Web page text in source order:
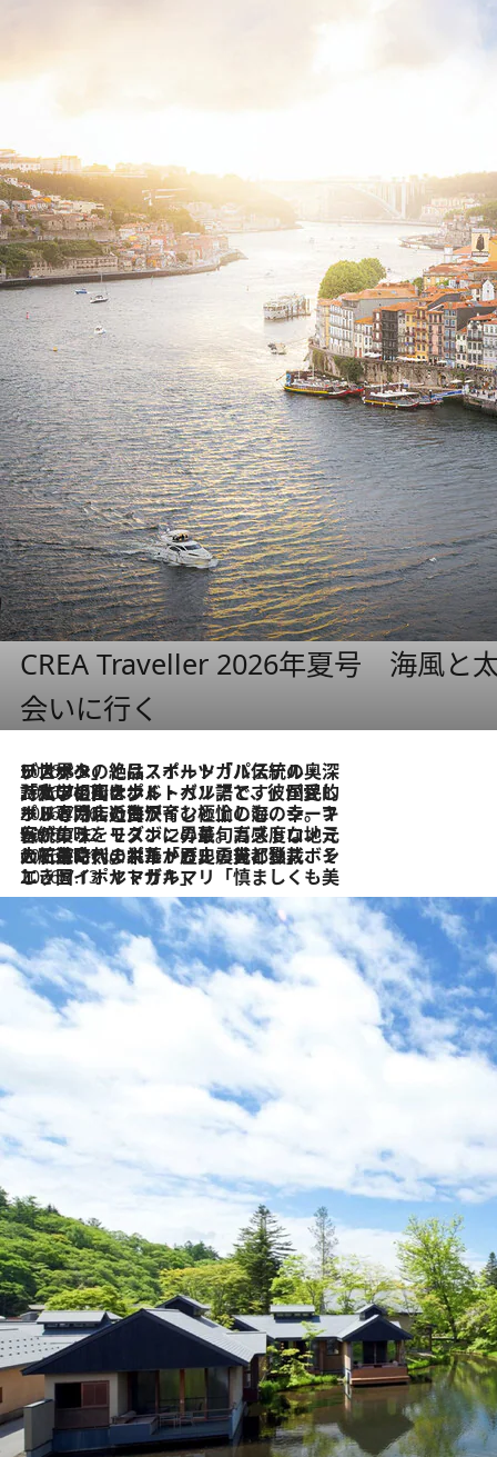
CREA Traveller 2026年夏号 海風と
会いに行く
2026.8.8
リスボンの絶品スイーツ「パステル・デ・ナタ」とは？ポルトガル伝統の奥深い世界へ
2026.7.27
「私の祖国はポルトガル語です」国民的詩人フェルナンド・ペソアと、彼が愛した文学の街を歩く
2026.7.26
ポルトガル近海が育む極上の海の幸。キリリと冷えた白ワインと愉しむ、シーフード専門店の贅沢
2026.7.22
伝統の味をモダンに昇華。高感度な地元客が集う、リスボンの最旬ガストロノミー
2026.7.21
大航海時代の栄華から、震災、独裁、そして革命へ。ポルトガル・首都リスボンの石畳に刻まれた「歴史の光と影」
2026.7.13
エッセイ・ヤマザキマリ「慎ましくも美しき国 ポルトガル」